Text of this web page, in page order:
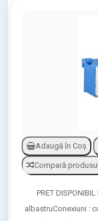
Adaugă în Coş
Compară produsul
PRET
albastruConexiuni :